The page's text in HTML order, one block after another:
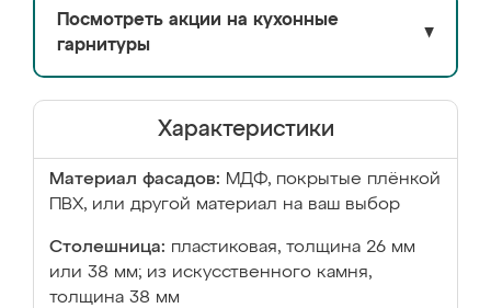
Посмотреть акции на кухонные
гарнитуры
▼
Характеристики
Материал фасадов: МДФ, покрытые плёнкой
ПВХ, или другой материал на ваш выбор
Столешница: пластиковая, толщина 26 мм
или 38 мм; из искусственного камня,
толщина 38 мм